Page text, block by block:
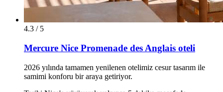
4.3 / 5
Mercure Nice Promenade des Anglais oteli
2026 yılında tamamen yenilenen otelimiz cesur tasarım ile
samimi konforu bir araya getiriyor.